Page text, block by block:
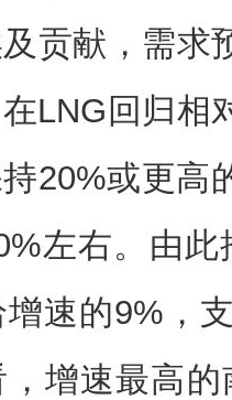
贡献，需求
LNG回归相
20%或更高
左右。由
速的9%，
增速最高